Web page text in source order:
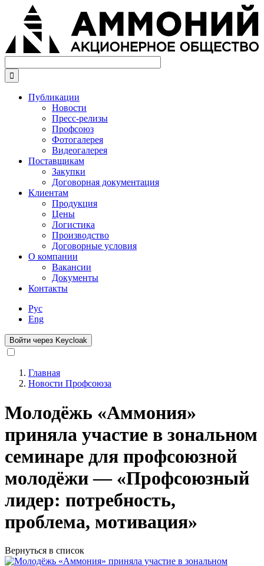
Перейти
основному
содержанию

Публикации
Новости
Пресс-релизы
Профсоюз
Фотогалерея
Видеогалерея
Поставщикам
Закупки
Договорная документация
Клиентам
Продукция
Цены
Логистика
Производство
Договорные условия
О компании
Вакансии
Документы
Контакты
Рус
Eng
Войти через Keycloak
Строка
навигации
Главная
Новости Профсоюза
Молодёжь «Аммония»
приняла участие в зональном
семинаре для профсоюзной
молодёжи — «Профсоюзный
лидер: потребность,
проблема, мотивация»
Вернуться в список